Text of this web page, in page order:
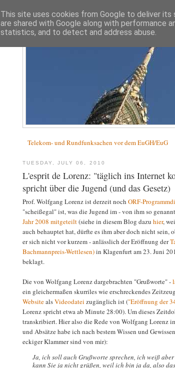
Telekom- und Rundfunksachen vor dem EuGH/EuG
TUESDAY, JULY 06, 2010
L'esprit de Lorenz: "täglich ins Internet
spricht über die Jugend (und das Gesetz)
Prof. Wolfgang Lorenz ist derzeit noch ORF-
"scheißegal" ist, was die Jugend im - von ihm so
Jahr 2008 mitgeteilt(siehe in diesem Blog dazu hier,
auch behauptet hat, dürfte es ihm aber doch nicht sein,
er sich nicht vor kurzem - anlässlich der Eröffnung der
Bachmannpreis-Wettlesen)in Klagenfurt am 23. Juni
beklagt.
Die von Wolfgang Lorenz dargebrachten "Grußworte" -
ein gleichermaßen skurriles wie erschreckendes
WebsitealsVideodatei zugänglich ist ("Eröffnung der
Lorenz spricht etwa ab Minute 28:00). Um dieses
transkribiert. Hier also die Rede von Wolfgang Lorenz
und Absätze habe ich nach bestem Wissen und
eckiger Klammer sind von mir):
Ja, ich soll auch Grußworte sprechen, ich weiß
kann Sie ja nicht grüßen, weil ich bin ja da, also
This site uses cookies from Google to deliver its
are shared with Google along with performance
statistics, and to detect and address abuse.